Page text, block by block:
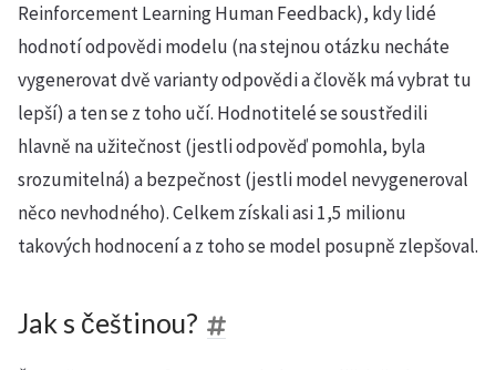
Reinforcement Learning Human Feedback), kdy lidé
hodnotí odpovědi modelu (na stejnou otázku necháte
vygenerovat dvě varianty odpovědi a člověk má vybrat tu
lepší) a ten se z toho učí. Hodnotitelé se soustředili
hlavně na užitečnost (jestli odpověď pomohla, byla
srozumitelná) a bezpečnost (jestli model nevygeneroval
něco nevhodného). Celkem získali asi 1,5 milionu
takových hodnocení a z toho se model posupně zlepšoval.
Jak s češtinou?